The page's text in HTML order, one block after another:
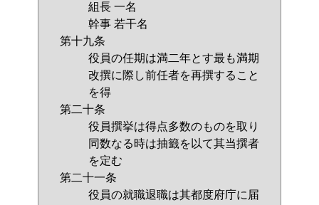
組長 一名
幹事 若干名
第十九条
役員の任期は満二年とす最も満期
改撰に際し前任者を再撰すること
を得
第二十条
役員撰挙は得点多数のものを取り
同数なる時は抽籤を以て其当撰者
を定む
第二十一条
役員の就職退職は其都度府庁に届